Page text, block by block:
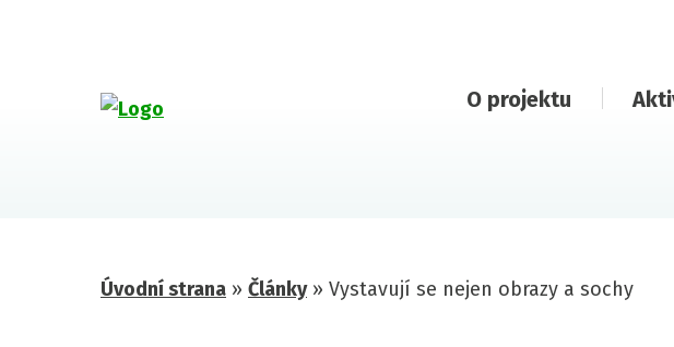
O projektu
Úvodní strana » Články» Vystavují se nejen obrazy a sochy